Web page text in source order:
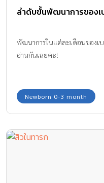
ลำดับขั้นพัฒนาการของเ
พัฒนาการในแต่ละเดือนของเ
อ่านกันเลยค่ะ!
Newborn 0-3 month